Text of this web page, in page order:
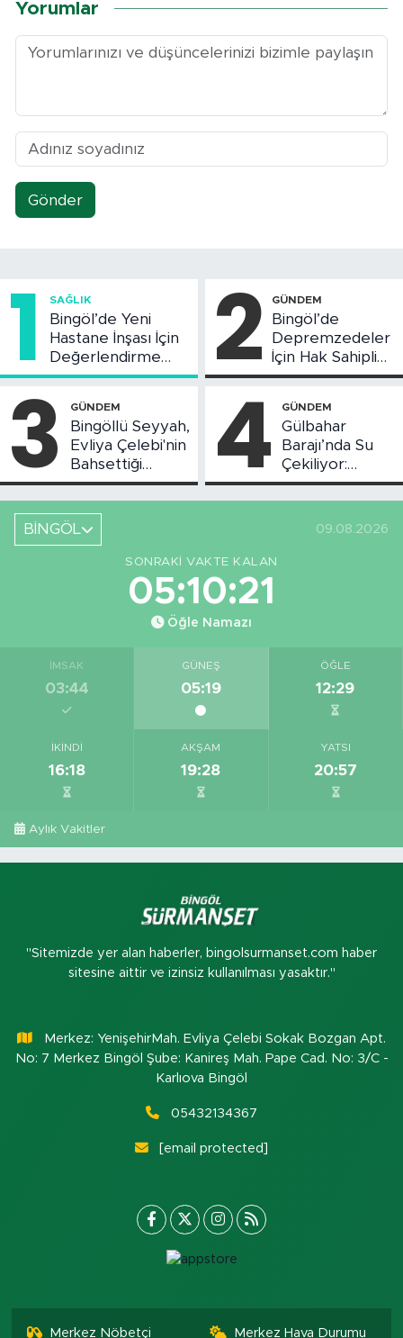
Yorumlar
Gönder
1 SAĞLIK
Bingöl’de Yeni
Hastane İnşası İçin
Değerlendirme
Toplantısı Yapıldı
2 GÜNDEM
Bingöl’de
Depremzedeler
İçin Hak Sahipliği
Askı Süreci
3 GÜNDEM
Bingöllü Seyyah,
Evliya Çelebi'nin
Bahsettiği
Bingöl'deki O
Yeri Görüntüledi
4 GÜNDEM
Gülbahar
Barajı’nda Su
Çekiliyor:
Piknikçi Sayısı
Azaldı
BİNGÖL
09.08.2026
SONRAKI VAKTE KALAN
05:10:20
Öğle Namazı
İMSAK
03:44
GÜNEŞ
05:19
ÖĞLE
12:29
İKINDI
16:18
AKŞAM
19:28
YATSI
20:57
Aylık Vakitler
"Sitemizde yer alan haberler, bingolsurmanset.com haber
sitesine aittir ve izinsiz kullanılması yasaktır."
Merkez: YenişehirMah. Evliya Çelebi Sokak Bozgan Apt.
No: 7 Merkez Bingöl Şube: Kanireş Mah. Pape Cad. No: 3/C -
Karlıova Bingöl
05432134367
[email protected]
Merkez Nöbetçi Merkez Hava Durumu